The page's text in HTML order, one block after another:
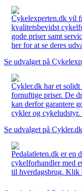
Cykelexperten.dk vil
kvalitetsbevidst
gode priser samt
her for at se deres
Se udvalget på
Cykler.dk har et
fornuftige priser. De
kan derfor garantere
cykler og
Se udvalget på Cykler.dk
Pedalatleten.dk er en
cykelforhandler med
til hverdagsbrug. Klik